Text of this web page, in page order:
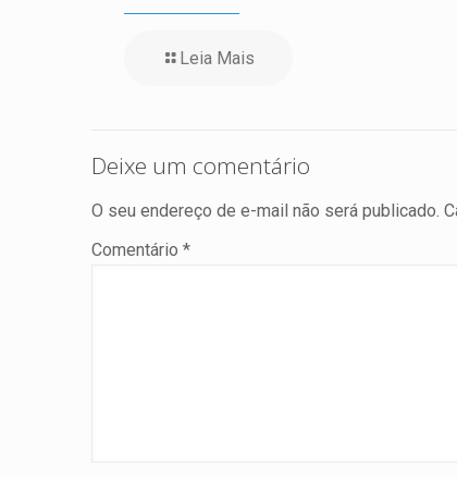
Leia Mais
Deixe um comentário
O seu endereço de e-mail não será publicado.
Comentário *